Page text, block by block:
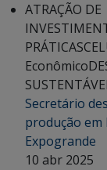
ATRAÇÃO DE
PRÁTICAS
Econômico
Secretário
produção em
Expogrande
10 abr 2025